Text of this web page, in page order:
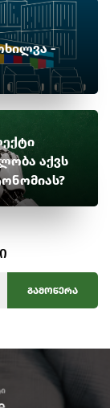
-
აქვს
გამოწერა